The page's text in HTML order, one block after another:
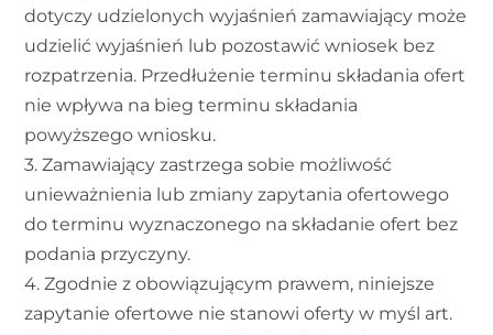
dotyczy udzielonych wyjaśnień zamawiający może
udzielić wyjaśnień lub pozostawić wniosek bez
rozpatrzenia. Przedłużenie terminu składania ofert
nie wpływa na bieg terminu składania
powyższego wniosku.
3. Zamawiający zastrzega sobie możliwość
unieważnienia lub zmiany zapytania ofertowego
do terminu wyznaczonego na składanie ofert bez
podania przyczyny.
4. Zgodnie z obowiązującym prawem, niniejsze
zapytanie ofertowe nie stanowi oferty w myśl art.